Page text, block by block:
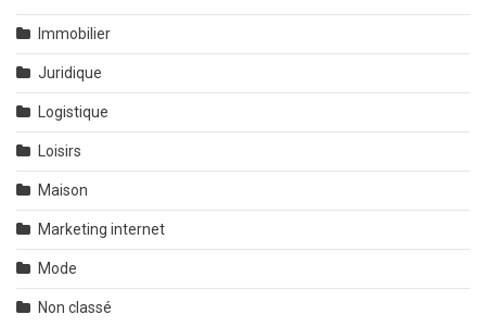
Immobilier
Juridique
Logistique
Loisirs
Maison
Marketing internet
Mode
Non classé